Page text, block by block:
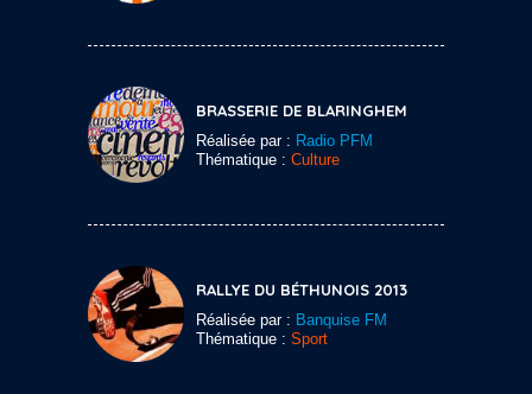
BRASSERIE DE BLARINGHEM
Réalisée par : Radio PFM
Thématique : Culture
RALLYE DU BÉTHUNOIS 2013
Réalisée par : Banquise FM
Thématique : Sport